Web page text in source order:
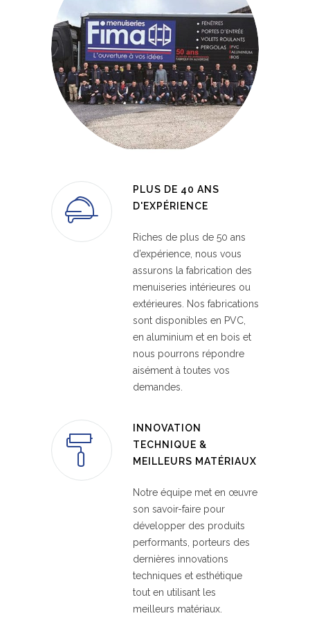
PLUS DE 40 ANS
D'EXPÉRIENCE
Riches de plus de 50 ans
d’expérience, nous vous
assurons la fabrication des
menuiseries intérieures ou
extérieures. Nos fabrications
sont disponibles en PVC,
en aluminium et en bois et
nous pourrons répondre
aisément à toutes vos
demandes.
INNOVATION
TECHNIQUE &
MEILLEURS MATÉRIAUX
Notre équipe met en œuvre
son savoir-faire pour
développer des produits
performants, porteurs des
dernières innovations
techniques et esthétique
tout en utilisant les
meilleurs matériaux.